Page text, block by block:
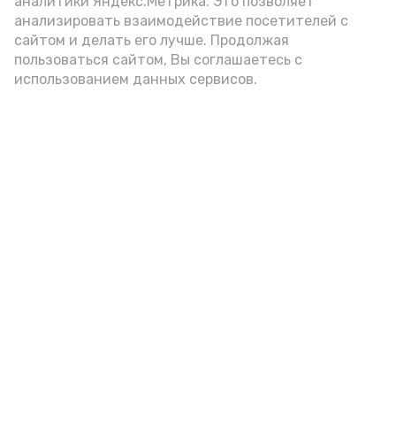
анализировать взаимодействие посетителей с
сайтом и делать его лучше. Продолжая
пользоваться сайтом, Вы соглашаетесь с
использованием данных сервисов.